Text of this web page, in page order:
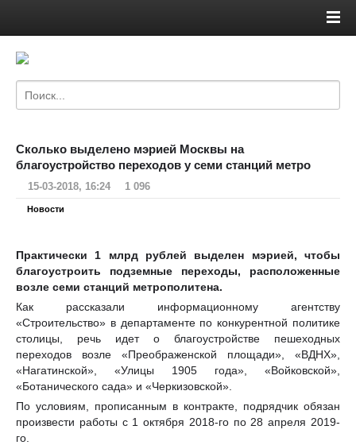
Сколько выделено мэрией Москвы на
благоустройство переходов у семи станций метро
15-03-2018, 16:24 1 096
Новости
Практически 1 млрд рублей выделен мэрией, чтобы
благоустроить подземные переходы, расположенные
возле семи станций метрополитена.
Как рассказали информационному агентству
«Строительство» в департаменте по конкурентной политике
столицы, речь идет о благоустройстве пешеходных
переходов возле «Преображенской площади», «ВДНХ»,
«Нагатинской», «Улицы 1905 года», «Войковской»,
«Ботанического сада» и «Черкизовской».
По условиям, прописанным в контракте, подрядчик обязан
произвести работы с 1 октября 2018-го по 28 апреля 2019-
го.